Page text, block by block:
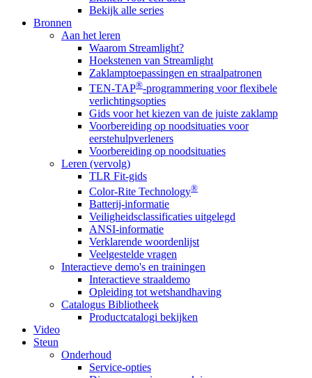
Bekijk alle series
Bronnen
Aan het leren
Waarom Streamlight?
Hoekstenen van Streamlight
Zaklamptoepassingen en straalpatronen
TEN-TAP®-programmering voor flexibele
verlichtingsopties
Gids voor het kiezen van de juiste zaklamp
Voorbereiding op noodsituaties voor
eerstehulpverleners
Voorbereiding op noodsituaties
Leren (vervolg)
TLR Fit-gids
Color-Rite Technology®
Batterij-informatie
Veiligheidsclassificaties uitgelegd
ANSI-informatie
Verklarende woordenlijst
Veelgestelde vragen
Interactieve demo's en trainingen
Interactieve straaldemo
Opleiding tot wetshandhaving
Catalogus Bibliotheek
Productcatalogi bekijken
Video
Steun
Onderhoud
Service-opties